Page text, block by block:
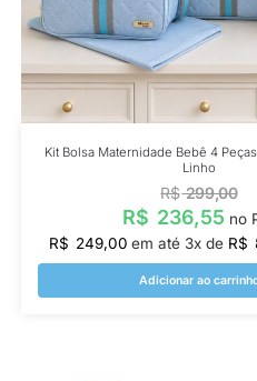
Kit Bolsa Maternidade Bebê 4
Linho
R$299,00
R$ 236,55 no
R$ 249,00 em até 3x de R$
Adicionar ao